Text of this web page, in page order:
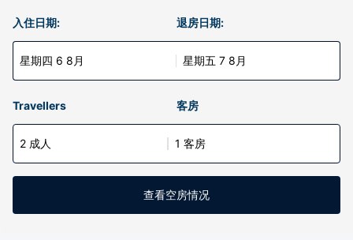
入住日期:
星期四 6 8月
退房日期:
星期五 7 8月
Travellers 客房
2 成人 1 客房
查看空房情况